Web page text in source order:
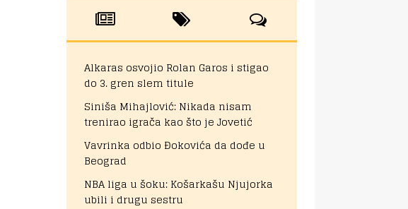
Alkaras osvojio Rolan Garos i stigao
do 3. gren slem titule
Siniša Mihajlović: Nikada nisam
trenirao igrača kao što je Jovetić
Vavrinka odbio Đokovića da dođe u
Beograd
NBA liga u šoku: Košarkašu Njujorka
ubili i drugu sestru